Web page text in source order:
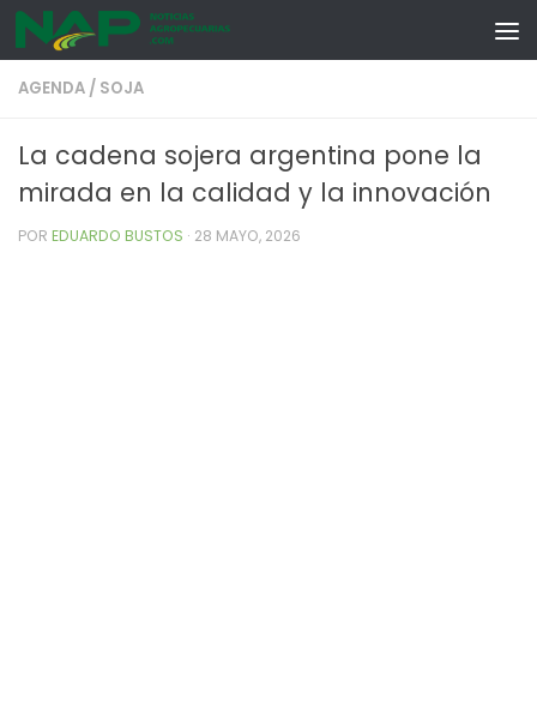
Skip to content
AGENDA / SOJA
La cadena sojera argentina pone la
mirada en la calidad y la innovación
POR EDUARDO BUSTOS · 28 MAYO, 2026